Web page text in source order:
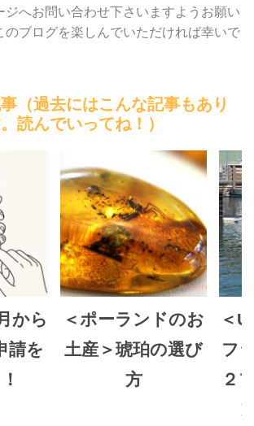
ジへお問い合わせ下さいますようお願い
のブログを楽しんでいただければ幸いで
（過去にはこんな記事もあり
読んでいってね！）
から
請を
＜ポーランドのお
土産＞琥珀の選び
方
＜
フ
２